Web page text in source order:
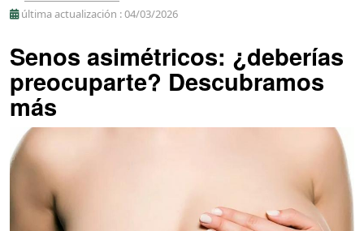
última actualización : 04/03/2026
Senos asimétricos: ¿deberías
preocuparte? Descubramos
más